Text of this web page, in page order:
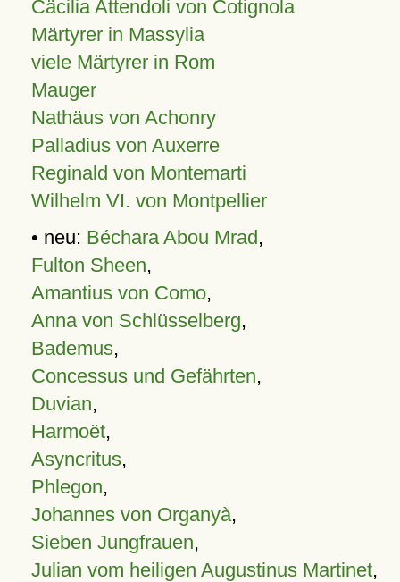
Cäcilia Attendoli von Cotignola
Märtyrer in Massylia
viele Märtyrer in Rom
Mauger
Nathäus von Achonry
Palladius von Auxerre
Reginald von Montemarti
Wilhelm VI. von Montpellier
• neu: Béchara Abou Mrad,
Fulton Sheen,
Amantius von Como,
Anna von Schlüsselberg,
Bademus,
Concessus und Gefährten,
Duvian,
Harmoët,
Asyncritus,
Phlegon,
Johannes von Organyà,
Sieben Jungfrauen,
Julian vom heiligen Augustinus Martinet,